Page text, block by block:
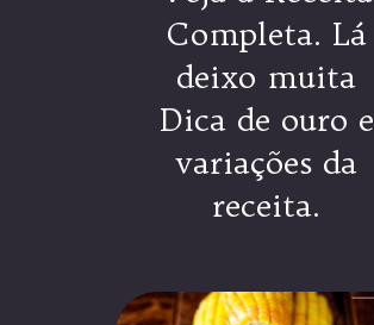
Completa. Lá
deixo muita
Dica de ouro e
variações da
receita.